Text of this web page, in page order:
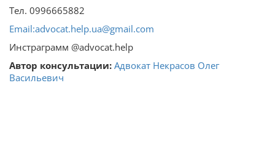
Тел. 0996665882
Email:advocat.help.ua@gmail.com
Инстраграмм @advocat.help
Автор консультации: Адвокат Некрасов Олег
Васильевич